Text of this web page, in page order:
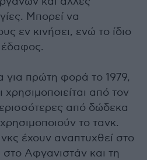
Μπορεί να
εν κινήσει, ενώ το ίδιο
έδαφος.
για πρώτη φορά το 1979,
από τον
από δώδεκα
το τανκ.
έχουν αναπτυχθεί στο
Αφγανιστάν και τη